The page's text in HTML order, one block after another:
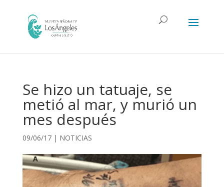
Se hizo un tatuaje, se
metió al mar, y murió un
mes después
09/06/17| NOTICIAS